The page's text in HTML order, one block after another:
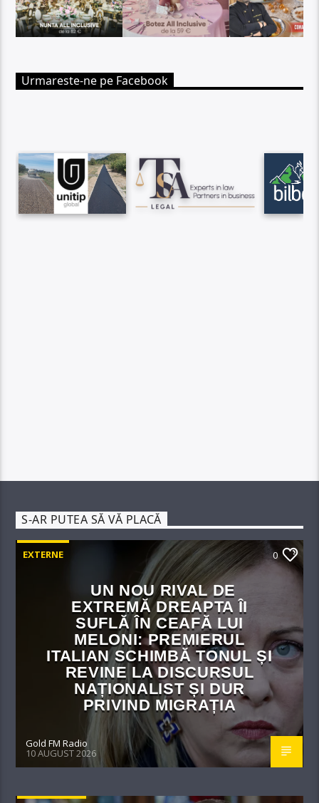
Urmareste-ne pe Facebook
S-AR PUTEA SĂ VĂ PLACĂ
EXTERNE 0
UN NOU RIVAL DE
EXTREMĂ DREAPTA ÎI
SUFLĂ ÎN CEAFĂ LUI
MELONI: PREMIERUL
ITALIAN SCHIMBĂ TONUL ȘI
REVINE LA DISCURSUL
NAȚIONALIST ȘI DUR
PRIVIND MIGRAȚIA
Gold FM Radio
10 AUGUST 2026